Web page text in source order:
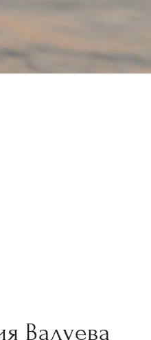
Валуева